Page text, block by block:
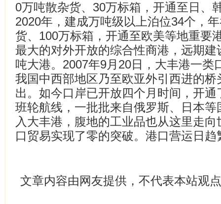
0万吨散杂货、30万标箱，开通至日、
2020年，建成万吨级以上泊位34个，
货、100万标箱，开通至欧美等地重要
最大的对外开放的综合性商港，远期
吨大港。2007年9月20日，大丰港一类
我国中西部地区乃至欧亚外引西进的
出。如今口岸已开放四个月时间，开
班轮航线，一批批来自俄罗斯、日本
入大丰港，腹地的工业品也从这里走
口贸易实现了零的突破。港口营运日趋
文章内容由网友提供，不代表本站观点